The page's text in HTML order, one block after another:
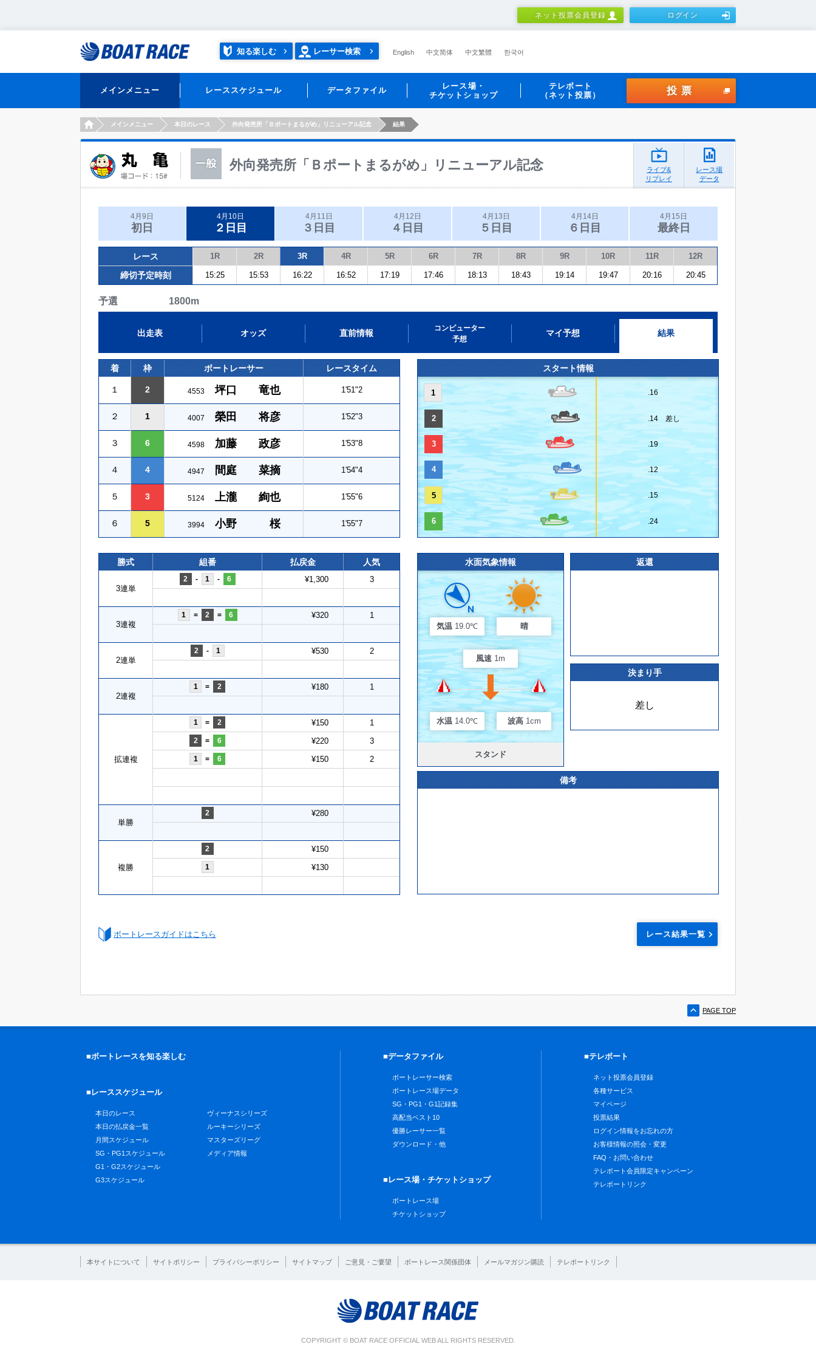
ネット投票会員登録 ログイン
知る楽しむ レーサー検索 English 中文简体 中文繁體 한국어
メインメニュー レーススケジュール データファイル
レース場・
チケットショップ
テレボート
（ネット投票）
投票
HOMEメインメニュー 本日のレース 外向発売所「Ｂポートまるがめ」リニューアル記念 結果
外向発売所「Ｂポートまるがめ」リニューアル記念
ライブ&
リプレイ
レース場
データ
4月9日
初日
4月10日
２日目
4月11日
３日目
4月12日
４日目
4月13日
５日目
4月14日
６日目
4月15日
最終日
レース 1R 2R 3R 4R 5R 6R 7R 8R 9R 10R 11R 12R
締切予定時刻 15:25 15:53 16:22 16:52 17:19 17:46 18:13 18:43 19:14 19:47 20:16 20:45
予選 1800m
出走表 オッズ 直前情報
コンピューター
予想
マイ予想 結果
着 枠 ボートレーサー レースタイム
１ 2 4553 坪口 竜也 1'51"2
２ 1 4007 榮田 将彦 1'52"3
３ 6 4598 加藤 政彦 1'53"8
４ 4 4947 間庭 菜摘 1'54"4
５ 3 5124 上瀧 絢也 1'55"6
６ 5 3994 小野 桜 1'55"7
スタート情報
1 .16
2 .14 差し
3 .19
4 .12
5 .15
6 .24
勝式 組番 払戻金 人気
3連単
2 - 1 - 6 ¥1,300 3
3連複
1 = 2 = 6 ¥320 1
2連単
2 - 1 ¥530 2
2連複
1 = 2 ¥180 1
拡連複
1 = 2 ¥150 1
2 = 6 ¥220 3
1 = 6 ¥150 2
単勝
2 ¥280
複勝
2 ¥150
1 ¥130
水面気象情報
気温 19.0℃ 晴
風速 1m
水温 14.0℃ 波高 1cm
スタンド
返還
決まり手
差し
備考
ボートレースガイドはこちら レース結果一覧
PAGE TOP
■ボートレースを知る楽しむ
■レーススケジュール
本日のレース
本日の払戻金一覧
月間スケジュール
SG・PG1スケジュール
G1・G2スケジュール
G3スケジュール
ヴィーナスシリーズ
ルーキーシリーズ
マスターズリーグ
メディア情報
■データファイル
ボートレーサー検索
ボートレース場データ
SG・PG1・G1記録集
高配当ベスト10
優勝レーサー一覧
ダウンロード・他
■レース場・チケットショップ
ボートレース場
チケットショップ
■テレボート
ネット投票会員登録
各種サービス
マイページ
投票結果
ログイン情報をお忘れの方
お客様情報の照会・変更
FAQ・お問い合わせ
テレボート会員限定キャンペーン
テレボートリンク
本サイトについて サイトポリシー プライバシーポリシー サイトマップ ご意見・ご要望 ボートレース関係団体 メールマガジン購読 テレボートリンク
COPYRIGHT © BOAT RACE OFFICIAL WEB ALL RIGHTS RESERVED.